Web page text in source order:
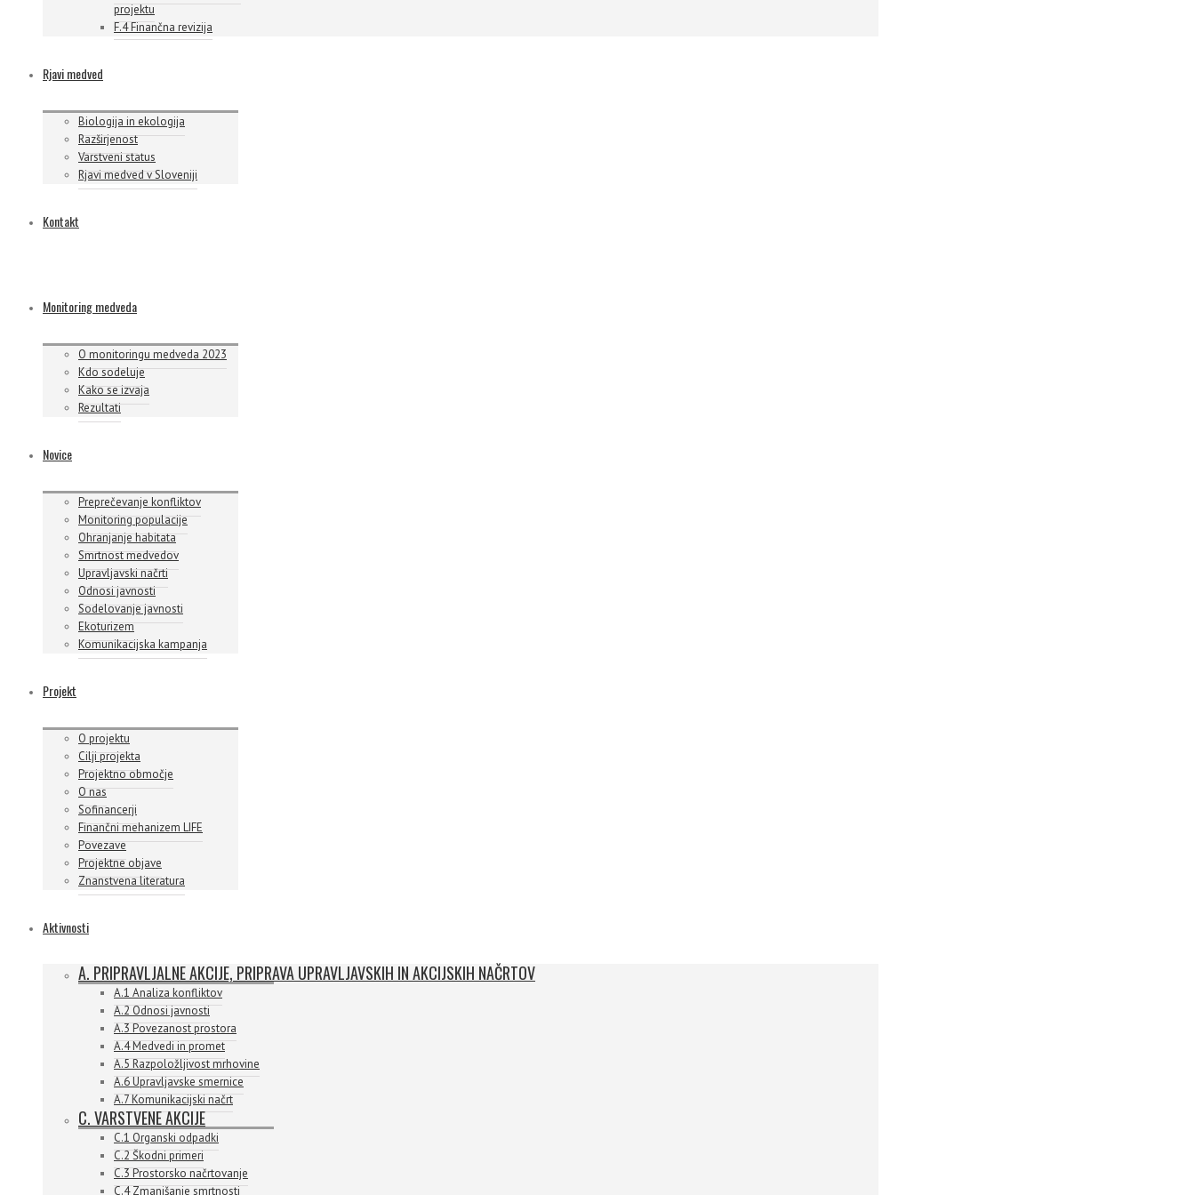
projektu
F.4 Finančna revizija
Rjavi medved
Biologija in ekologija
Razširjenost
Varstveni status
Rjavi medved v Sloveniji
Kontakt
Monitoring medveda
O monitoringu medveda 2023
Kdo sodeluje
Kako se izvaja
Rezultati
Novice
Preprečevanje konfliktov
Monitoring populacije
Ohranjanje habitata
Smrtnost medvedov
Upravljavski načrti
Odnosi javnosti
Sodelovanje javnosti
Ekoturizem
Komunikacijska kampanja
Projekt
O projektu
Cilji projekta
Projektno območje
O nas
Sofinancerji
Finančni mehanizem LIFE
Povezave
Projektne objave
Znanstvena literatura
Aktivnosti
A. PRIPRAVLJALNE AKCIJE, PRIPRAVA UPRAVLJAVSKIH IN AKCIJSKIH NAČRTOV
A.1 Analiza konfliktov
A.2 Odnosi javnosti
A.3 Povezanost prostora
A.4 Medvedi in promet
A.5 Razpoložljivost mrhovine
A.6 Upravljavske smernice
A.7 Komunikacijski načrt
C. VARSTVENE AKCIJE
C.1 Organski odpadki
C.2 Škodni primeri
C.3 Prostorsko načrtovanje
C.4 Zmanjšanje smrtnosti